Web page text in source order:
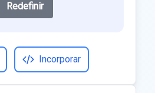
Redefinir
Incorporar